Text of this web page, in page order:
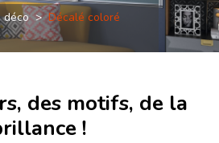
déco Décalé coloré
des motifs, de la
!